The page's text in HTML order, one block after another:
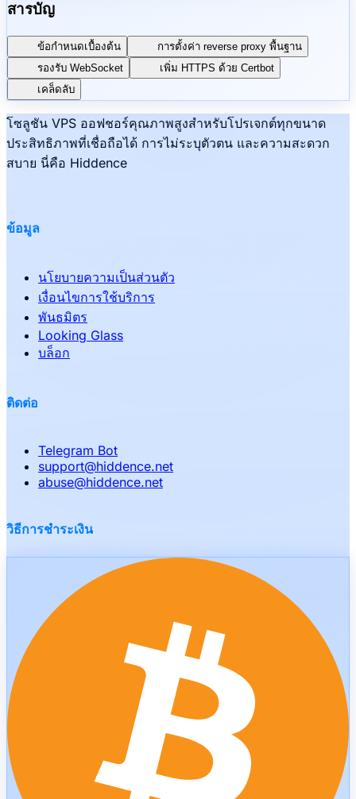
สารบัญ
ข้อกำหนดเบื้องต้น
การตั้งค่า reverse proxy พื้นฐาน
รองรับ WebSocket
เพิ่ม HTTPS ด้วย Certbot
เคล็ดลับ
โซลูชัน VPS ออฟชอร์คุณภาพสูงสำหรับโปรเจกต์ทุกขนาด
ประสิทธิภาพที่เชื่อถือได้ การไม่ระบุตัวตน และความสะดวก
สบาย นี่คือ Hiddence
ข้อมูล
นโยบายความเป็นส่วนตัว
เงื่อนไขการใช้บริการ
พันธมิตร
Looking Glass
บล็อก
ติดต่อ
Telegram Bot
support@hiddence.net
abuse@hiddence.net
วิธีการชำระเงิน